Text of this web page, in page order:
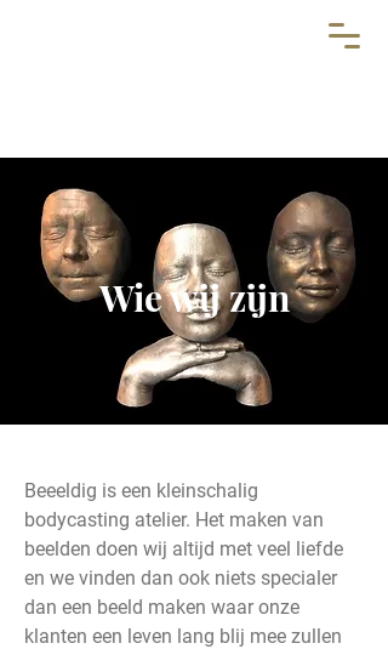
Wie wij zijn
Beeeldig is een kleinschalig
bodycasting atelier. Het maken van
beelden doen wij altijd met veel liefde
en we vinden dan ook niets specialer
dan een beeld maken waar onze
klanten een leven lang blij mee zullen